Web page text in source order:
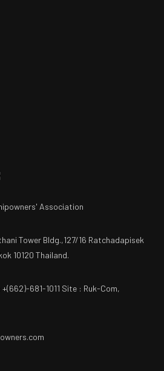
Association
Tower Bldg.,127/16 Ratchadapisek
10120 Thailand.
681-1011 Site : Ruk-Com,